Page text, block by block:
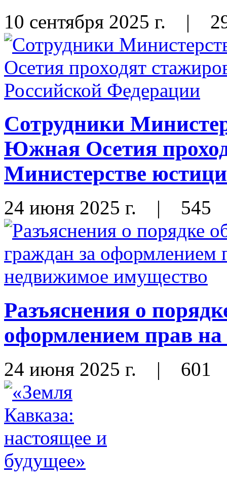
10 сентября 2025 г. |
Сотрудники
Южная Осетия
Министерстве
24 июня 2025 г. | 545
Разъяснения о
оформлением прав
24 июня 2025 г. | 601